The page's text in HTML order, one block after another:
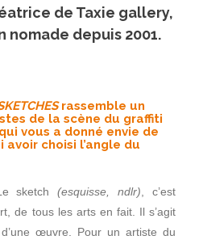
de Taxie gallery,
nomade depuis 2001.
rassemble un
de la scène du graffiti
vous a donné envie de
choisi l’angle du
sketch(esquisse, ndlr) , c’est
de tous les arts en fait. Il s’agit
œuvre. Pour un artiste du